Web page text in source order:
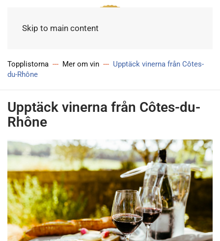
Skip to main content
Meny
Topplistorna Mer om vin
Upptäck vinerna från Côtes-
du-Rhône
Upptäck vinerna från Côtes-du-
Rhône